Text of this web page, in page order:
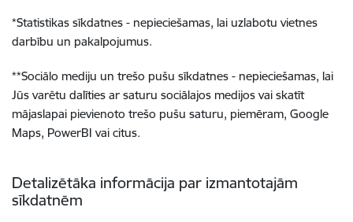
*Statistikas sīkdatnes - nepieciešamas, lai uzlabotu vietnes
darbību un pakalpojumus.
**Sociālo mediju un trešo pušu sīkdatnes - nepieciešamas, lai
Jūs varētu dalīties ar saturu sociālajos medijos vai skatīt
mājaslapai pievienoto trešo pušu saturu, piemēram, Google
Maps, PowerBI vai citus.
Detalizētāka informācija par izmantotajām
sīkdatnēm